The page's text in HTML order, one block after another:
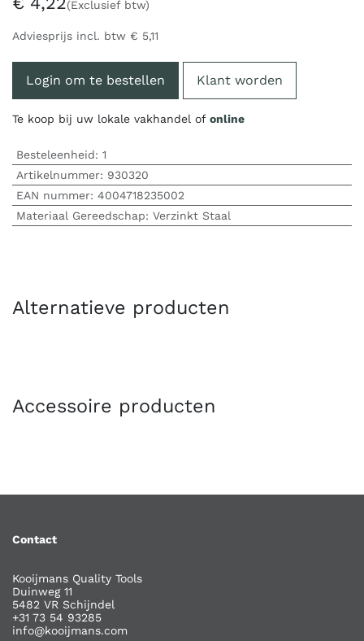
(Exclusief btw)
Adviesprijs incl. btw € 5,11
Login om te bestellen Klant worden
Te koop bij uw lokale vakhandel of online
Besteleenheid: 1
Artikelnummer: 930320
EAN nummer: 4004718235002
Materiaal Gereedschap: Verzinkt Staal
Alternatieve producten
Accessoire producten
Contact
Kooijmans Quality Tools
Duinweg 11
5482 VR Schijndel
+31 73 54 93285
info@kooijmans.com